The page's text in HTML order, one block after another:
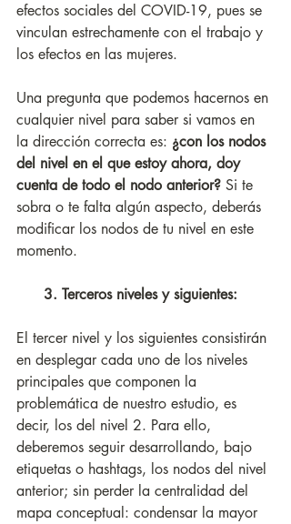
efectos sociales del COVID-19, pues se
vinculan estrechamente con el trabajo y
los efectos en las mujeres.
Una pregunta que podemos hacernos en
cualquier nivel para saber si vamos en
la dirección correcta es: ¿con los nodos
del nivel en el que estoy ahora, doy
cuenta de todo el nodo anterior? Si te
sobra o te falta algún aspecto, deberás
modificar los nodos de tu nivel en este
momento.
      3. Terceros niveles y siguientes:
El tercer nivel y los siguientes consistirán
en desplegar cada uno de los niveles
principales que componen la
problemática de nuestro estudio, es
decir, los del nivel 2. Para ello,
deberemos seguir desarrollando, bajo
etiquetas o hashtags, los nodos del nivel
anterior; sin perder la centralidad del
mapa conceptual: condensar la mayor